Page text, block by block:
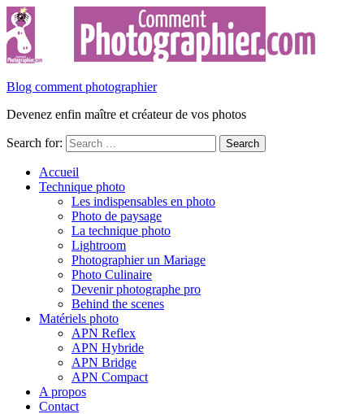
Blog comment photographier
Devenez enfin maître et créateur de vos photos
Search for:
Accueil
Technique photo
Les indispensables en photo
Photo de paysage
La technique photo
Lightroom
Photographier un Mariage
Photo Culinaire
Devenir photographe pro
Behind the scenes
Matériels photo
APN Reflex
APN Hybride
APN Bridge
APN Compact
A propos
Contact